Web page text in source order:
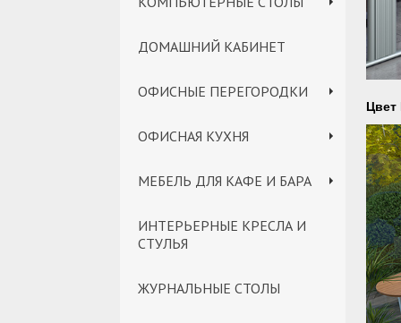
ДОМАШНИЙ КАБИНЕТ
ОФИСНЫЕ ПЕРЕГОРОДКИ
ОФИСНАЯ КУХНЯ
МЕБЕЛЬ ДЛЯ КАФЕ И БАРА
ИНТЕРЬЕРНЫЕ КРЕСЛА И
СТУЛЬЯ
ЖУРНАЛЬНЫЕ СТОЛЫ
Цвет